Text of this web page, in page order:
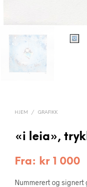
HJEM / GRAFIKK
«i leia»,
Fra: kr 1 000
Nummerert og signert